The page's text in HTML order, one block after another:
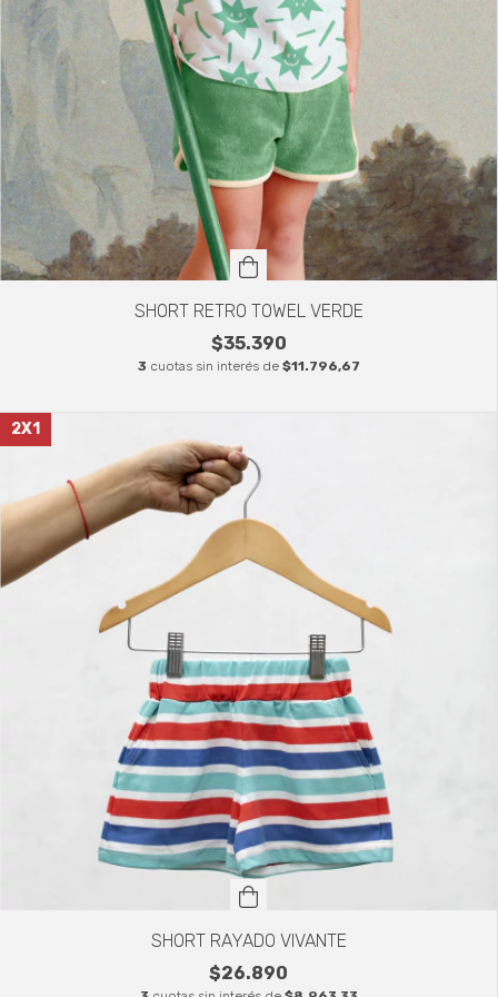
SHORT RETRO TOWEL VERDE
$35.390
3 cuotas sin interés de $11.796,67
2X1
SHORT RAYADO VIVANTE
$26.890